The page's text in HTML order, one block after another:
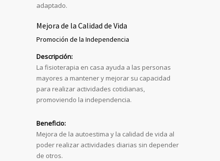
adaptado.
Mejora de la Calidad de Vida
Promoción de la Independencia
Descripción:
La fisioterapia en casa ayuda a las personas
mayores a mantener y mejorar su capacidad
para realizar actividades cotidianas,
promoviendo la independencia.
Beneficio:
Mejora de la autoestima y la calidad de vida al
poder realizar actividades diarias sin depender
de otros.